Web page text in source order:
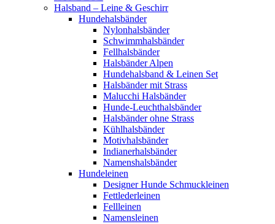
Halsband – Leine & Geschirr
Hundehalsbänder
Nylonhalsbänder
Schwimmhalsbänder
Fellhalsbänder
Halsbänder Alpen
Hundehalsband & Leinen Set
Halsbänder mit Strass
Malucchi Halsbänder
Hunde-Leuchthalsbänder
Halsbänder ohne Strass
Kühlhalsbänder
Motivhalsbänder
Indianerhalsbänder
Namenshalsbänder
Hundeleinen
Designer Hunde Schmuckleinen
Fettlederleinen
Fellleinen
Namensleinen